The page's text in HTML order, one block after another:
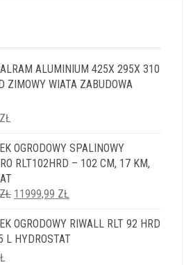
ALUMINIUM 425X 295X 310
ZIMOWY WIATA ZABUDOWA
ZŁ
OGRODOWY SPALINOWY
RLT102HRD – 102 CM, 17 KM,
ZŁ PIERWOTNA
WYNOSIŁA:
14999,99 ZŁ.
11999,99 ZŁ
WYNOSI:
11999,99 ZŁ.
OGRODOWY RIWALL RLT 92 HRD
L HYDROSTAT